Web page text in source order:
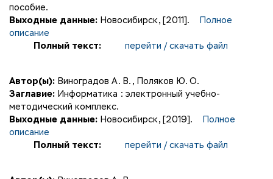
пособие.
Выходные данные: Новосибирск, [2011].
Полное
описание
Полный текст:
перейти / скачать файл
Автор(ы): Виноградов А. В. , Поляков Ю. О.
Заглавие: Информатика : электронный учебно-
методический комплекс.
Выходные данные: Новосибирск, [2019].
Полное
описание
Полный текст:
перейти / скачать файл